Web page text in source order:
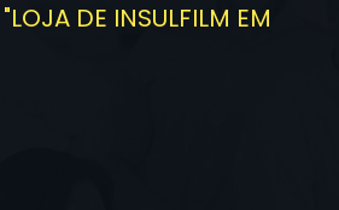
DE INSULFILM EM